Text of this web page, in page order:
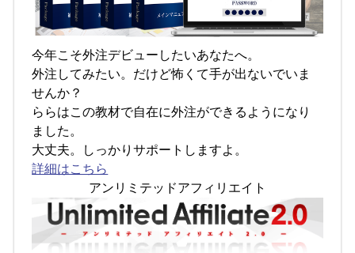
今年こそ外注デビューしたいあなたへ。
外注してみたい。だけど怖くて手が出ないでいま
せんか？
ららはこの教材で自在に外注ができるようになり
ました。
大丈夫。しっかりサポートしますよ。
詳細はこちら
アンリミテッドアフィリエイト